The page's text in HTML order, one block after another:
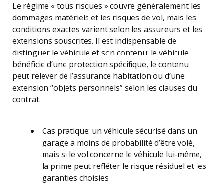
Le régime « tous risques » couvre généralement les
dommages matériels et les risques de vol, mais les
conditions exactes varient selon les assureurs et les
extensions souscrites. Il est indispensable de
distinguer le véhicule et son contenu: le véhicule
bénéficie d’une protection spécifique, le contenu
peut relever de l’assurance habitation ou d’une
extension “objets personnels” selon les clauses du
contrat.
Cas pratique: un véhicule sécurisé dans un
garage a moins de probabilité d’être volé,
mais si le vol concerne le véhicule lui-même,
la prime peut refléter le risque résiduel et les
garanties choisies.